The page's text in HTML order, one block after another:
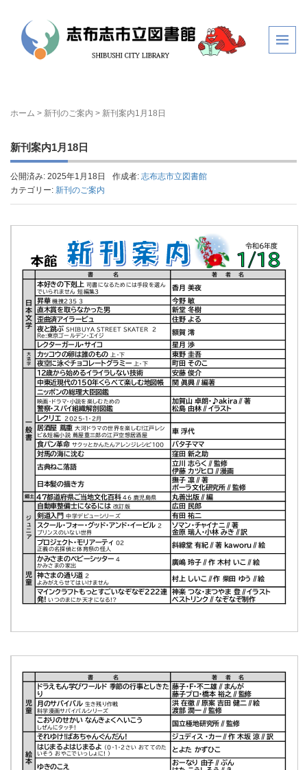
ホーム > 新刊のご案内 > 新刊案内1月18日
新刊案内1月18日
公開済み: 2025年1月18日 作成者: 志布志市立図書館
カテゴリー: 新刊のご案内